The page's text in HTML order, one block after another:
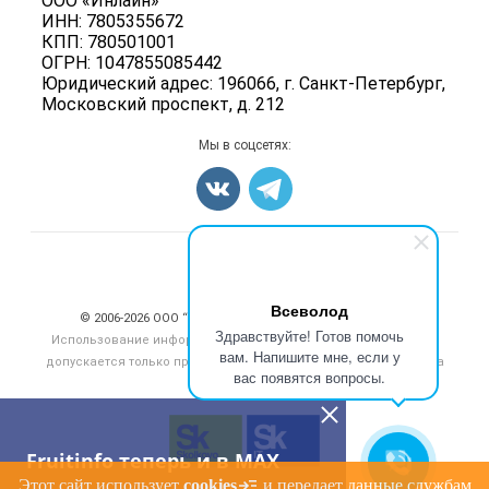
Всеволод
Здравствуйте! Готов помочь
вам. Напишите мне, если у
вас появятся вопросы.
Fruitinfo теперь и в MAX
ИНН: 7805355672
КПП: 780501001
ОГРН: 1047855085442
Юридический адрес: 196066, г. Санкт-Петербург,
Московский проспект, д. 212
Грибы
Оборудование
Карта объявлений
Мы в соцсетях:
© 2006‑2026 ООО “Инлайн”. 12+ Все права защищены.
Использование информации, размещенной на данном сайте,
допускается только при размещении активной гиперссылки на
fruitinfo.ru
Этот сайт использует cookies и передает данные службам